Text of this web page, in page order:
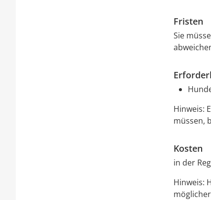
Fristen
Sie
Hinweis:
müssen,
Kosten
in der
Hinweis: